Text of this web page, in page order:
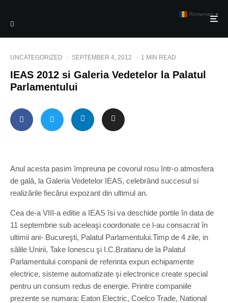
UNCATEGORIZED · SEPTEMBER 4, 2012 · 1 MIN READ
IEAS 2012 si Galeria Vedetelor la Palatul
Parlamentului
Anul acesta pasim împreuna pe covorul rosu într-o atmosfera
de gală, la Galeria Vedetelor IEAS, celebrând succesul si
realizările fiecărui expozant din ultimul an.
Cea de-a VIII-a editie a IEAS îsi va deschide portile în data de
11 septembrie sub aceleaşi coordonate ce l-au consacrat în
ultimii ani- Bucureşti, Palatul Parlamentului.Timp de 4 zile, in
sălile Unirii, Take Ionescu şi I.C.Bratianu de la Palatul
Parlamentului companii de referinta expun echipamente
electrice, sisteme automatizate şi electronice create special
pentru un consum redus de energie. Printre companiile
prezente se numara: Eaton Electric, Coelco Trade, National
Romanian ▼